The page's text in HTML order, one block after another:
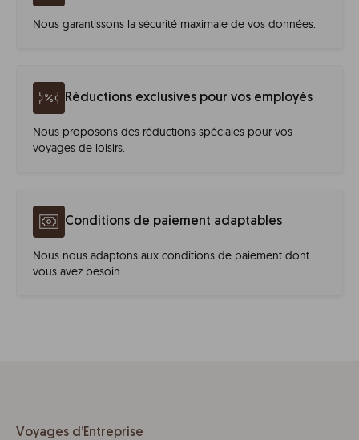
Nous garantissons la sécurité maximale de vos données.
Réductions exclusives pour vos employés
Nous proposons des réductions spéciales pour vos
voyages de loisirs.
Conditions de paiement adaptables
Nous nous adaptons aux conditions de paiement dont
vous avez besoin.
Voyages d’Entreprise